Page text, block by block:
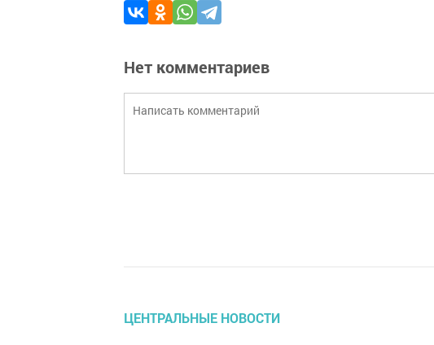
Нет комментариев
ЦЕНТРАЛЬНЫЕ НОВОСТИ